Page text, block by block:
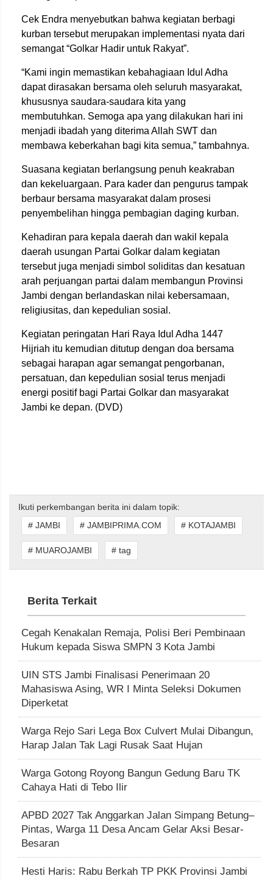
Cek Endra menyebutkan bahwa kegiatan berbagi
kurban tersebut merupakan implementasi nyata dari
semangat “Golkar Hadir untuk Rakyat”.
“Kami ingin memastikan kebahagiaan Idul Adha
dapat dirasakan bersama oleh seluruh masyarakat,
khususnya saudara-saudara kita yang
membutuhkan. Semoga apa yang dilakukan hari ini
menjadi ibadah yang diterima Allah SWT dan
membawa keberkahan bagi kita semua,” tambahnya.
Suasana kegiatan berlangsung penuh keakraban
dan kekeluargaan. Para kader dan pengurus tampak
berbaur bersama masyarakat dalam prosesi
penyembelihan hingga pembagian daging kurban.
Kehadiran para kepala daerah dan wakil kepala
daerah usungan Partai Golkar dalam kegiatan
tersebut juga menjadi simbol soliditas dan kesatuan
arah perjuangan partai dalam membangun Provinsi
Jambi dengan berlandaskan nilai kebersamaan,
religiusitas, dan kepedulian sosial.
Kegiatan peringatan Hari Raya Idul Adha 1447
Hijriah itu kemudian ditutup dengan doa bersama
sebagai harapan agar semangat pengorbanan,
persatuan, dan kepedulian sosial terus menjadi
energi positif bagi Partai Golkar dan masyarakat
Jambi ke depan. (DVD)
Ikuti perkembangan berita ini dalam topik:
# JAMBI
# JAMBIPRIMA.COM # KOTAJAMBI
# MUAROJAMBI # tag
Berita Terkait
Cegah Kenakalan Remaja, Polisi Beri Pembinaan
Hukum kepada Siswa SMPN 3 Kota Jambi
UIN STS Jambi Finalisasi Penerimaan 20
Mahasiswa Asing, WR I Minta Seleksi Dokumen
Diperketat
Warga Rejo Sari Lega Box Culvert Mulai Dibangun,
Harap Jalan Tak Lagi Rusak Saat Hujan
Warga Gotong Royong Bangun Gedung Baru TK
Cahaya Hati di Tebo Ilir
APBD 2027 Tak Anggarkan Jalan Simpang Betung–
Pintas, Warga 11 Desa Ancam Gelar Aksi Besar-
Besaran
Hesti Haris: Rabu Berkah TP PKK Provinsi Jambi